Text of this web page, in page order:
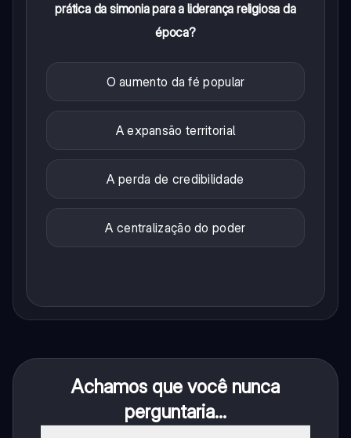
prática da simonia para a liderança religiosa da
época?
O aumento da fé popular
A expansão territorial
A perda de credibilidade
A centralização do poder
Achamos que você nunca
perguntaria...